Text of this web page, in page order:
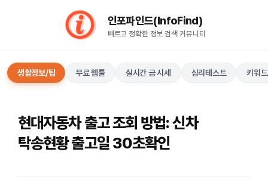
인포파인드(InfoFind)​​​​
빠르고 정확한 정보 검색 커뮤니티
생활정보/팁 무료 웹툴 실시간 금 시세 심리테스트 키워
현대자동차 출고 조회 방법: 신차
탁송현황 출고일 30초확인